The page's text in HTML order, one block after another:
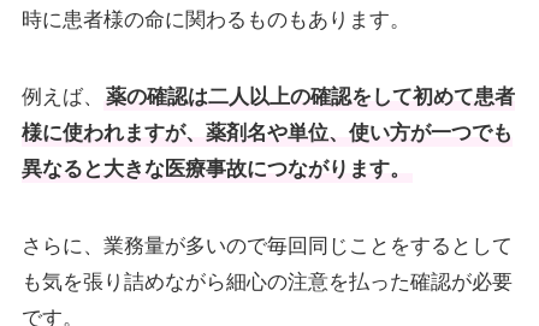
時に患者様の命に関わるものもあります。
例えば、
薬の確認は二人以上の確認をして初めて患者
様に使われますが、薬剤名や単位、使い方が一つでも
異なると大きな医療事故につながります。
さらに、業務量が多いので毎回同じことをするとして
も気を張り詰めながら細心の注意を払った確認が必要
です。